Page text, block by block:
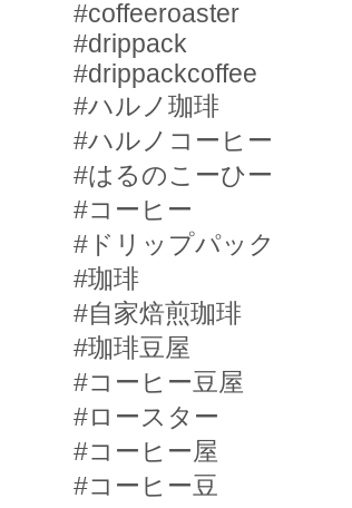
#coffeeroaster
#drippack
#drippackcoffee
#ハルノ珈琲
#ハルノコーヒー
#はるのこーひー
#コーヒー
# ドリップパック
#珈琲
#自家焙煎珈琲
#珈琲豆屋
#コーヒー豆屋
#ロースター
#コーヒー屋
#コーヒー豆